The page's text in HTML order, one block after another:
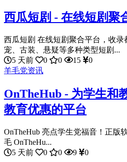
西瓜短剧 - 在线短剧聚
西瓜短剧 在线短剧聚合平台，收
宠、古装、悬疑等多种类型短剧...
5 天前
0 0 15
0
羊毛党资讯
OnTheHub - 为学生和
教育优惠的平台
OnTheHub 亮点学生党福音！正版
毛 OnTheHu...
5 天前
0 0 9 0